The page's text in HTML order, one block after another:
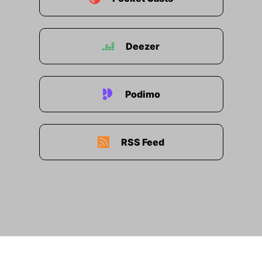
deswegen fletten Hinweise.
00:00:57: Ich würde mich freuen, das wäre super
kommt ein bisschen plant was ihr alles hier
00:01:03: wir haben jetzt schon die
Bewerbungsphase für unsere Masterclasses
Deezer
Podimo
RSS Feed